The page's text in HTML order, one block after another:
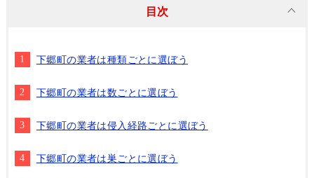
目次
下郷町の業者は種類ごとに選ぼう
下郷町の業者は数ごとに選ぼう
下郷町の業者は侵入経路ごとに選ぼう
下郷町の業者は巣ごとに選ぼう